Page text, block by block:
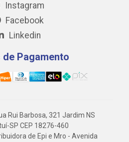
Instagram
Facebook
Linkedin
de Pagamento
Rui Barbosa, 321 Jardim NS
SP CEP 18276-460
de Epi e Mro - Avenida